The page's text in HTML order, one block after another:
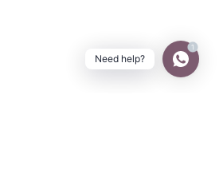
Need help?
1